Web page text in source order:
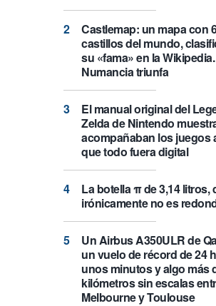
Castlemap: un mapa con
castillos del mundo,
su «fama» en la Wikipedia.
Numancia triunfa
El manual original del
Zelda de Nintendo
acompañaban los juegos
que todo fuera digital
La botella π de 3,14 litros,
irónicamente no es
Un Airbus A350ULR de
un vuelo de récord de 24
unos minutos y algo más
kilómetros sin escalas
Melbourne y Toulouse